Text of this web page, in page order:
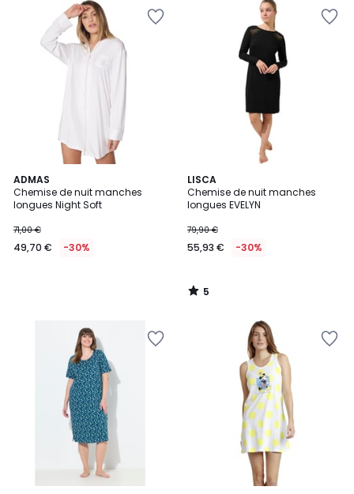
ADMAS
Chemise de nuit manches
longues Night Soft
71,00 €
49,70 € -30%
LISCA
Chemise de nuit manches
longues EVELYN
79,90 €
55,93 € -30%
5
/
5
5
/